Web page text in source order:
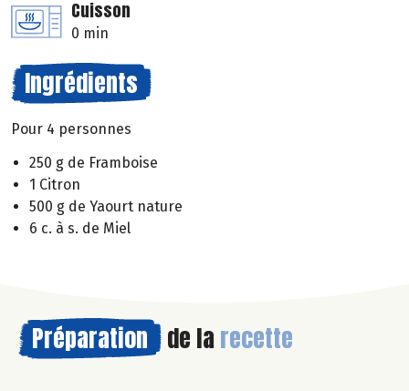
Cuisson
0 min
Ingrédients
Pour 4 personnes
250 g de Framboise
1 Citron
500 g de Yaourt nature
6 c. à s. de Miel
Préparation de la recette